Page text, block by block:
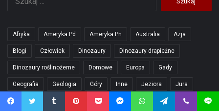
Afryka Ameryka Pd Ameryka Pn Australia Azja
Blogi Człowiek Dinozaury Dinozaury drapieżne
Dinozaury roślinożerne Domowe Europa Gady
Geografia Geologia Góry Inne Jeziora Jura
Kotowate Koty Kreda Małpy Mitologia Morskie